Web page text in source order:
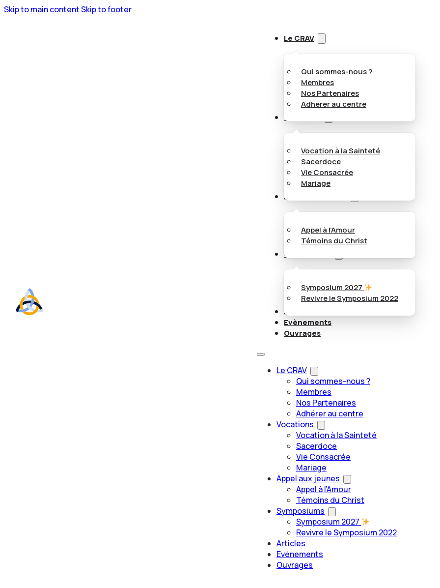
Skip to main contentSkip to footer
Le CRAV
Qui sommes-nous ?
Membres
Nos Partenaires
Adhérer au centre
Vocations
Vocation à la Sainteté
Sacerdoce
Vie Consacrée
Mariage
Appel aux jeunes
Appel à l’Amour
Témoins du Christ
Symposiums
Symposium 2027
Revivre le Symposium 2022
Articles
Evènements
Ouvrages
Le CRAV
Qui sommes-nous ?
Membres
Nos Partenaires
Adhérer au centre
Vocations
Vocation à la Sainteté
Sacerdoce
Vie Consacrée
Mariage
Appel aux jeunes
Appel à l’Amour
Témoins du Christ
Symposiums
Symposium 2027
Revivre le Symposium 2022
Articles
Evènements
Ouvrages